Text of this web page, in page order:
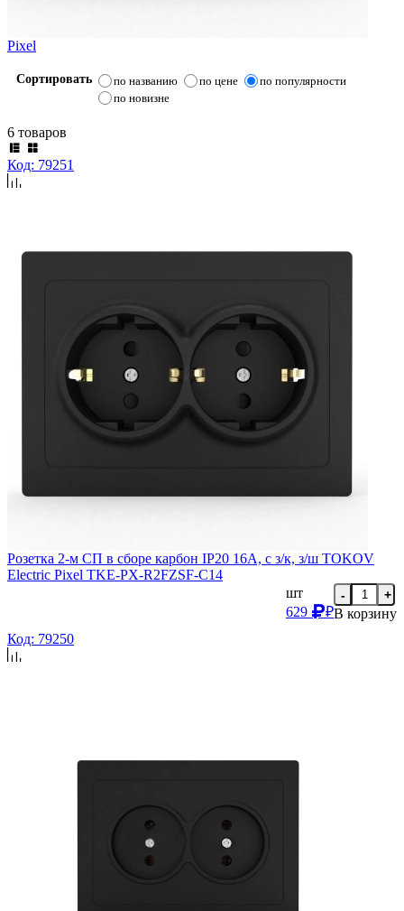
Pixel
Сортировать по названию по цене
по популярности
по новизне
6 товаров
Код: 79251
Розетка 2-м СП в сборе карбон IP20 16А, с з/к, з/ш TOKOV
Electric Pixel TKE-PX-R2FZSF-C14
шт
629
₽
- +
В корзину
Код: 79250